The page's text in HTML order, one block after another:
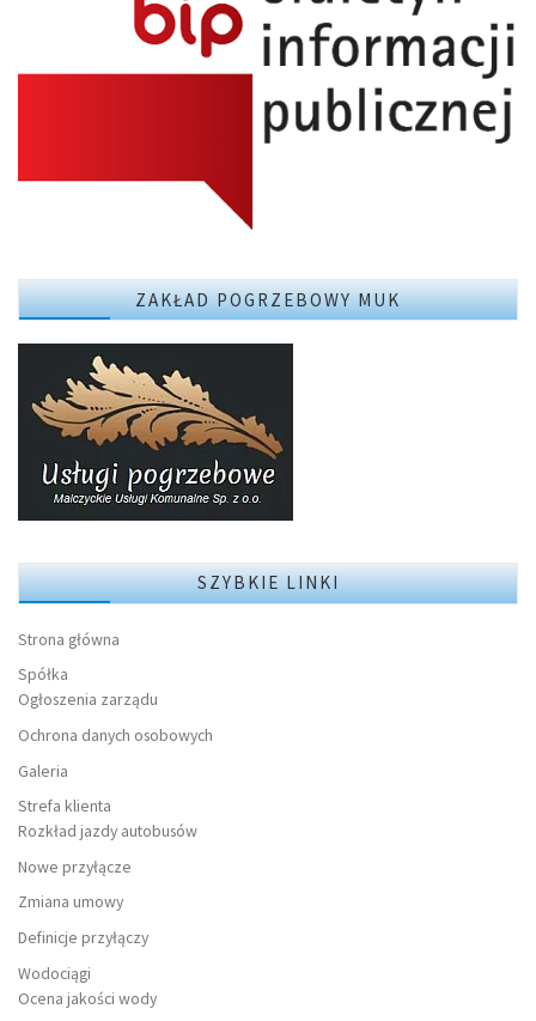
ZAKŁAD POGRZEBOWY MUK
SZYBKIE LINKI
Strona główna
Spółka
Ogłoszenia zarządu
Ochrona danych osobowych
Galeria
Strefa klienta
Rozkład jazdy autobusów
Nowe przyłącze
Zmiana umowy
Definicje przyłączy
Wodociągi
Ocena jakości wody